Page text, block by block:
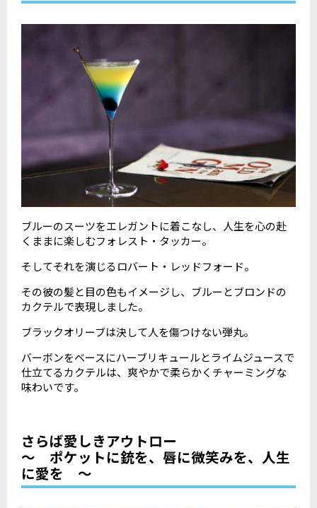
ブルーのスーツをエレガントに着こなし、人生を心の赴
くままに楽しむフォレスト・タッカー。
そしてそれを演じるロバート・レッドフォード。
その彼の髪と目の色もイメージし、ブルーとブロンドの
カクテルで表現しました。
ブラックオリーブは決して人を傷つけない弾丸。
バーボンをベースにハーブリキュールとライムジュースで
仕立てるカクテルは、爽やかで柔らかくチャーミングな
味わいです。
さらば愛しきアウトロー
～ ポケットに銃を、唇に微笑みを、人生
に愛を ～